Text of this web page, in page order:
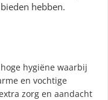
hebben.
hygiëne waarbij
en vochtige
zorg en aandacht